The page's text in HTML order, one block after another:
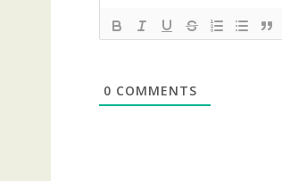
0 COMMENTS